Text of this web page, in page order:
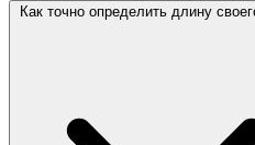
Как точно определить длину